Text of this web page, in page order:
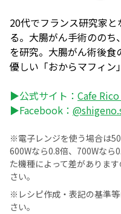
20代でフランス研究家
る。大腸がん手術のの
を研究。大腸がん術後
優しい「おからマフィン
▶公式サイト： Cafe
▶Facebook：
※電子レンジを使う場合は
600Wなら0.8倍、700Wなら
た機種によって差がありま
さい。
※レシピ作成・表記の基準等
さい。